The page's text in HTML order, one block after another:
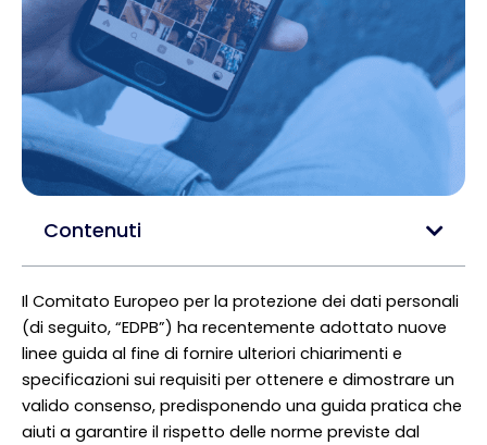
Il Comitato Europeo per la protezione dei dati personali
(di seguito, “EDPB”) ha recentemente adottato nuove
linee guida al fine di fornire ulteriori chiarimenti e
specificazioni sui requisiti per ottenere e dimostrare un
valido consenso, predisponendo una guida pratica che
aiuti a garantire il rispetto delle norme previste dal
Contenuti